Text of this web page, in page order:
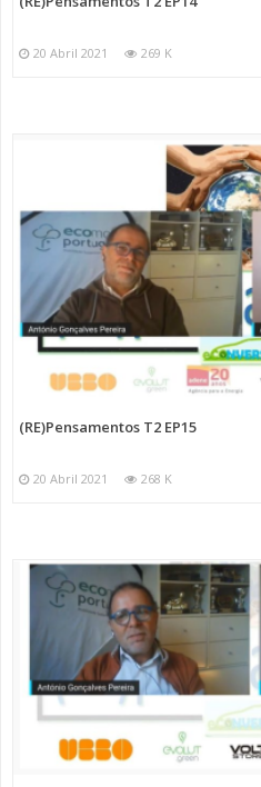
20 Abril 2021 269 K
(RE)Pensamentos T2 EP15
20 Abril 2021 268 K